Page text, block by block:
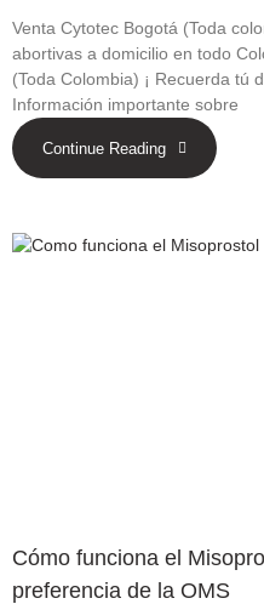
Venta Cytotec Bogotá (Toda
abortivas a domicilio en todo
(Toda Colombia) ¡ Recuerda tú
Información importante sobre
Continue Reading
Cómo funciona el
preferencia de la OMS